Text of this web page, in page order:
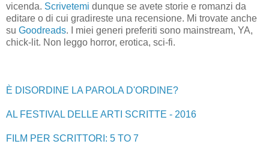
vicenda. Scrivetemi dunque se avete storie e romanzi da
editare o di cui gradireste una recensione. Mi trovate anche
su Goodreads. I miei generi preferiti sono mainstream, YA,
chick-lit. Non leggo horror, erotica, sci-fi.
È DISORDINE LA PAROLA D'ORDINE?
AL FESTIVAL DELLE ARTI SCRITTE - 2016
FILM PER SCRITTORI: 5 TO 7